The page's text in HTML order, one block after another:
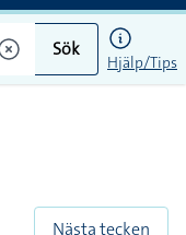
Sök
Hjälp/Tips
Nästa tecken